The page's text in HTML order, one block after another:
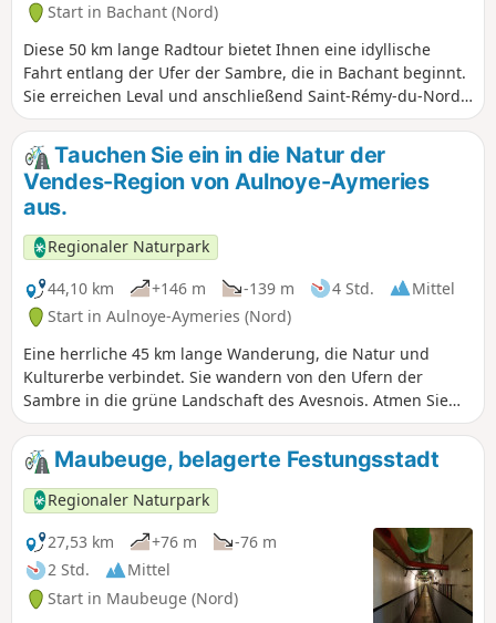
Start in Bachant (Nord)
Diese 50 km lange Radtour bietet Ihnen eine idyllische
Fahrt entlang der Ufer der Sambre, die in Bachant beginnt.
Sie erreichen Leval und anschließend Saint-Rémy-du-Nord,
während Sie durch friedliche und grüne Landschaften
fahren. Die Route führt Sie zum Hafen von Hautmont, der
sich perfekt für eine gesellige Pause am Wasser eignet.
Eine ideale Rundtour, um Entspannung, Natur und die
lokale Flora und Fauna zu verbinden.
Tauchen Sie ein in die Natur der
Vendes-Region von Aulnoye-Aymeries
aus.
Regionaler Naturpark
44,10 km
+146 m -139 m 4 Std.
Mittel
Start in Aulnoye-Aymeries (Nord)
Eine herrliche 45 km lange Wanderung, die Natur und
Kulturerbe verbindet. Sie wandern von den Ufern der
Sambre in die grüne Landschaft des Avesnois. Atmen Sie
zwischen der Fauna und Flora und den typischen
Landschaften des Avesnois tief durch!
Maubeuge, belagerte Festungsstadt
Regionaler Naturpark
27,53 km
+76 m
-76 m
2 Std.
Mittel
Start in Maubeuge (Nord)